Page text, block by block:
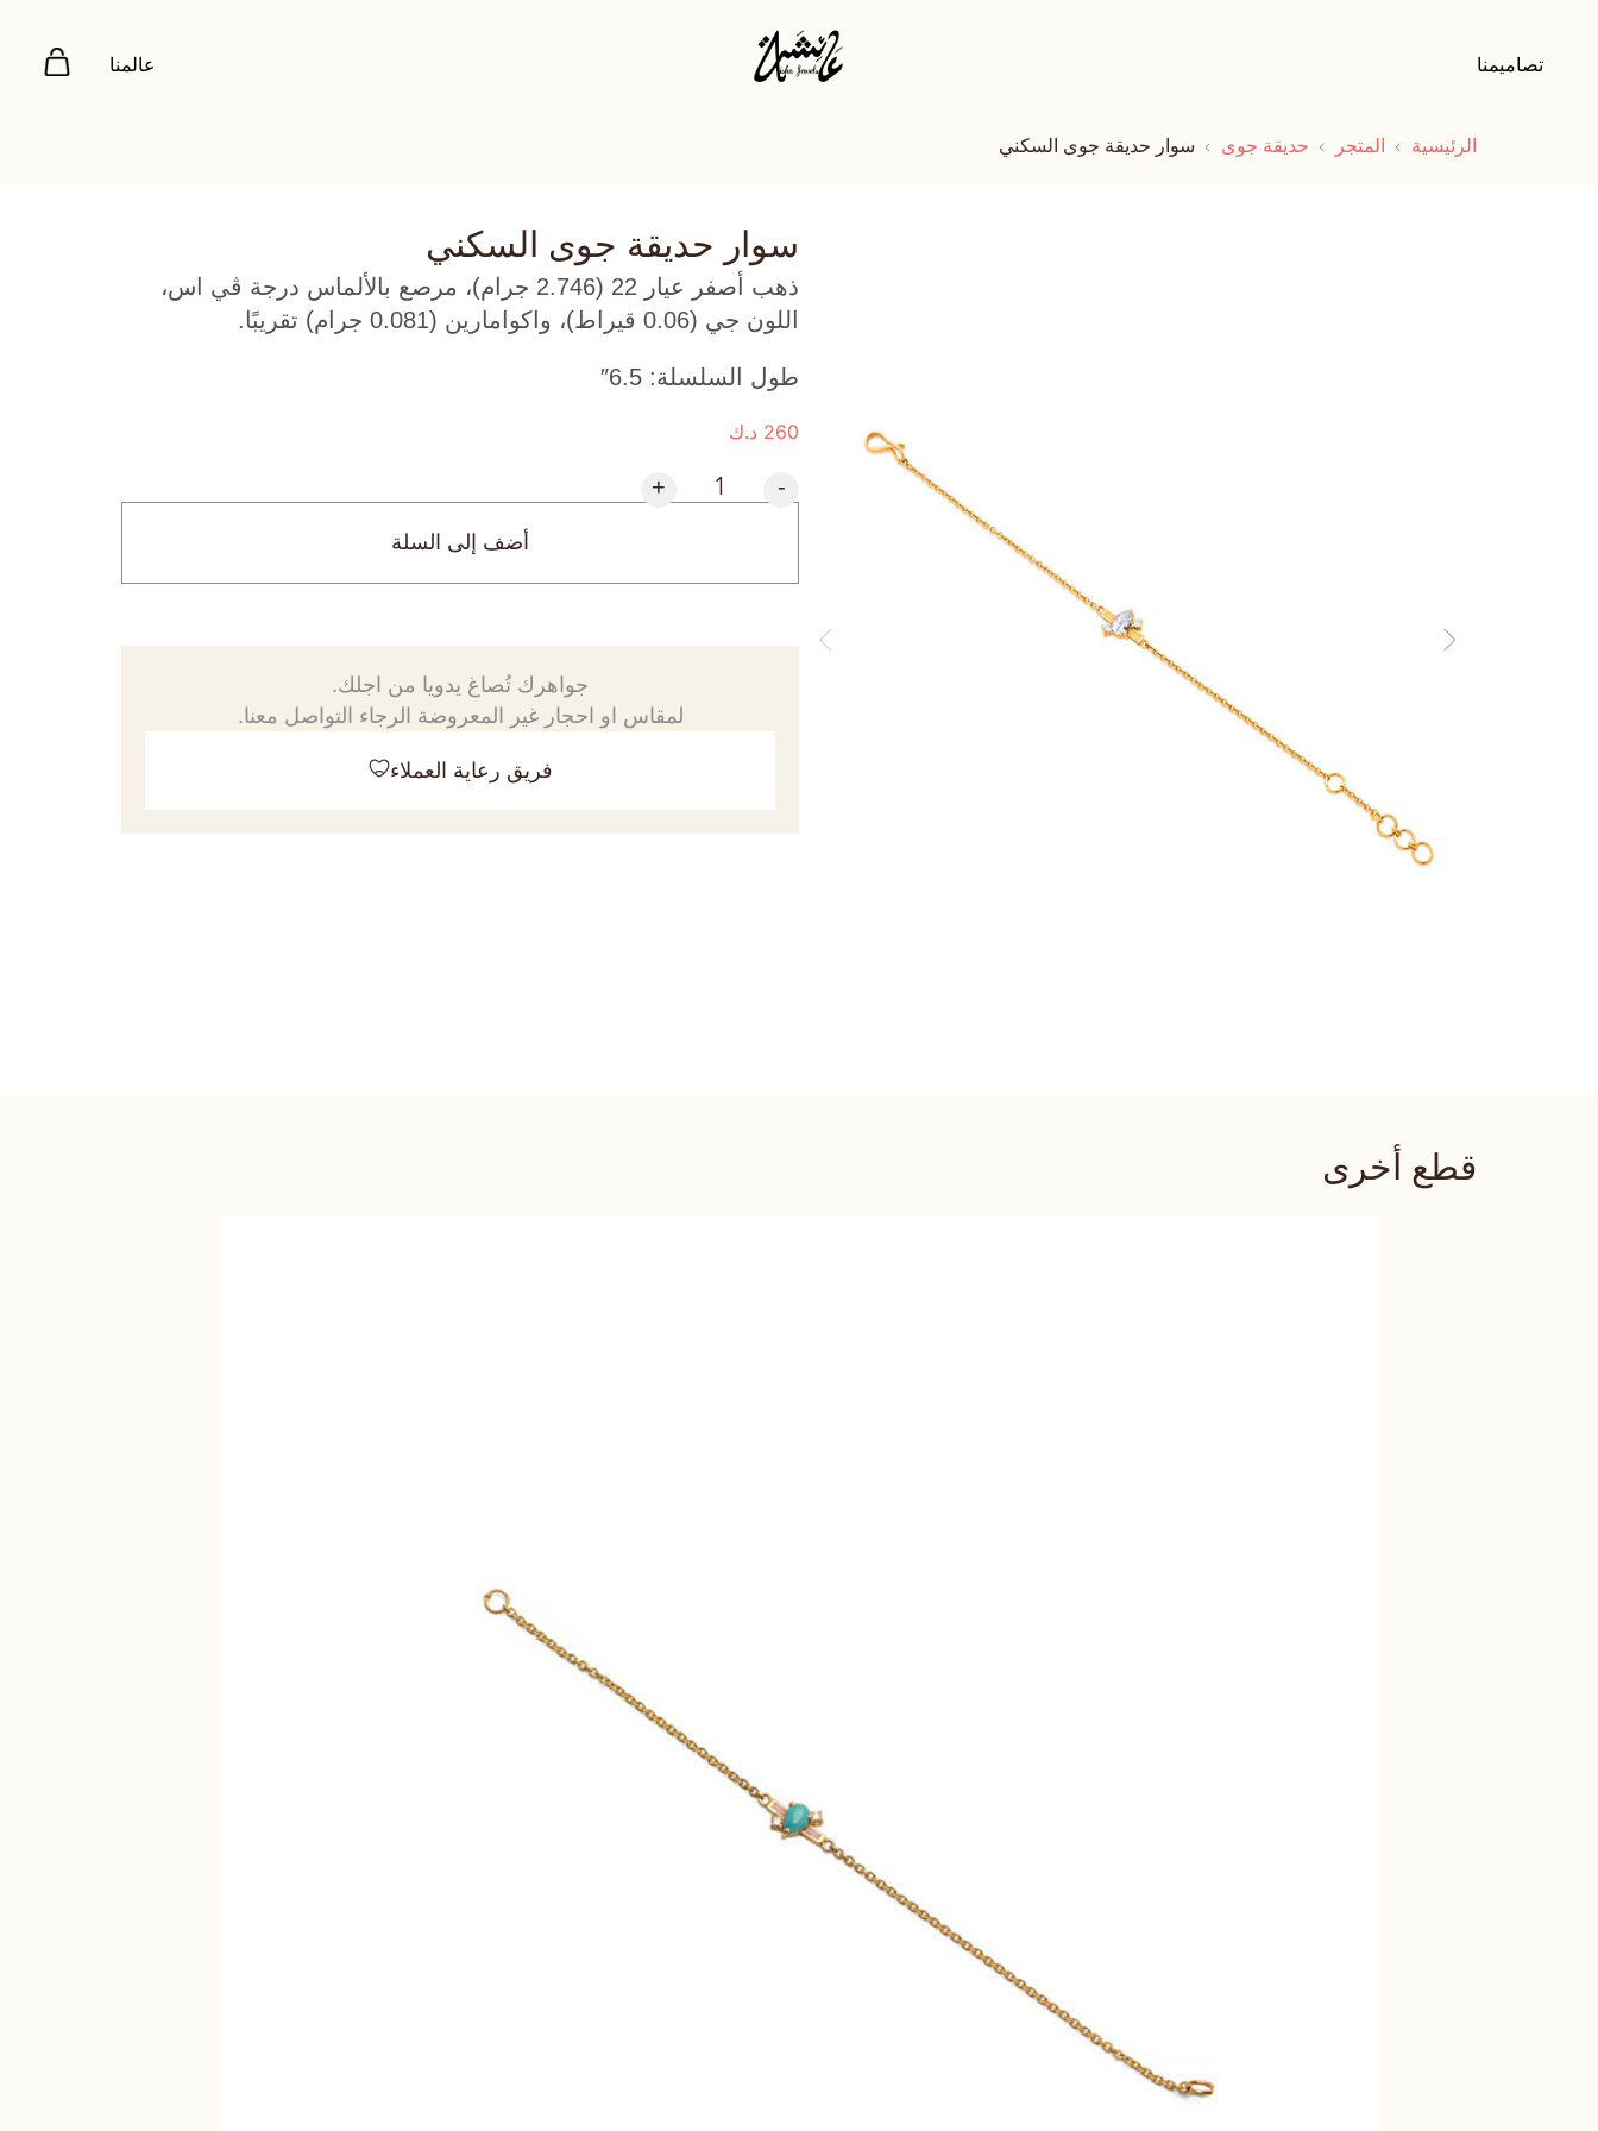
تصاميمنا عالمنا
الرئيسية المتجر حديقة جوى سوار حديقة جوى السكني
سوار حديقة جوى السكني
ذهب أصفر عيار 22 (2.746 جرام)، مرصع بالألماس درجة ڤي اس،
اللون جي (0.06 قيراط)، واكوامارين (0.081 جرام) تقريبًا.
طول السلسلة: 6.5″
260 د.ك
-
+
أضف إلى السلة
جواهرك تُصاغ يدويا من اجلك.
لمقاس او احجار غير المعروضة الرجاء التواصل معنا.
فريق رعاية العملاء
قطع أخرى